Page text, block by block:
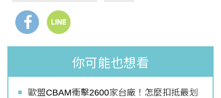
你可能也想看
歐盟CBAM衝擊2600家台廠！怎麼扣抵最划